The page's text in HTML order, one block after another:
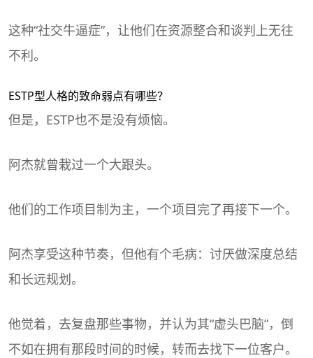
这种“社交牛逼症”，让他们在资源整合和谈判上无往
不利。
ESTP型人格的致命弱点有哪些？
但是，ESTP也不是没有烦恼。
阿杰就曾栽过一个大跟头。
他们的工作项目制为主，一个项目完了再接下一个。
阿杰享受这种节奏，但他有个毛病：讨厌做深度总结
和长远规划。
他觉着，去复盘那些事物，并认为其“虚头巴脑”，倒
不如在拥有那段时间的时候，转而去找下一位客户。